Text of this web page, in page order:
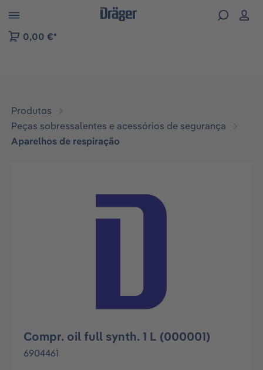
to B2B platform navigation
0,00 €*
Produtos
Peças sobressalentes e acessórios de segurança
Aparelhos de respiração
Ignorar galeria de imagens
Compr. oil full synth. 1 L (000001)
6904461